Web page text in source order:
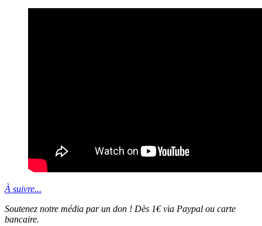
À suivre...
Soutenez notre média par un don ! Dès 1€ via Paypal ou carte
bancaire.